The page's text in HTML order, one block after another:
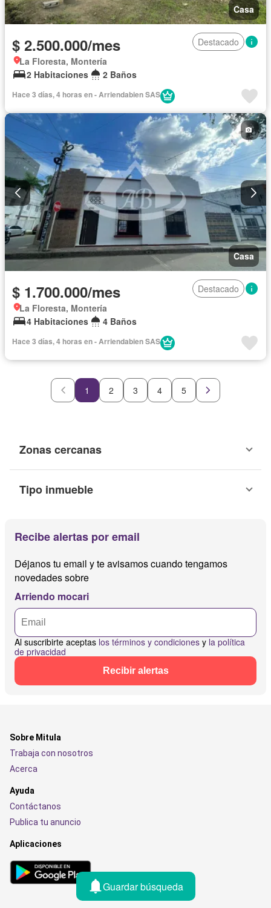
Casa
$ 2.500.000/mes
Destacado
La Floresta, Montería
2 Habitaciones
2 Baños
Hace 3 días, 4 horas en - Arriendabien SAS
Casa
$ 1.700.000/mes
Destacado
La Floresta, Montería
4 Habitaciones
4 Baños
Hace 3 días, 4 horas en - Arriendabien SAS
1 2 3 4 5
Zonas cercanas
Tipo inmueble
Recibe alertas por email
Déjanos tu email y te avisamos cuando tengamos
novedades sobre
Arriendo mocari
Al suscribirte aceptas los términos y condiciones y la política
de privacidad
Recibir alertas
Guardar búsqueda
Sobre Mitula
Trabaja con nosotros
Acerca
Ayuda
Contáctanos
Publica tu anuncio
Aplicaciones